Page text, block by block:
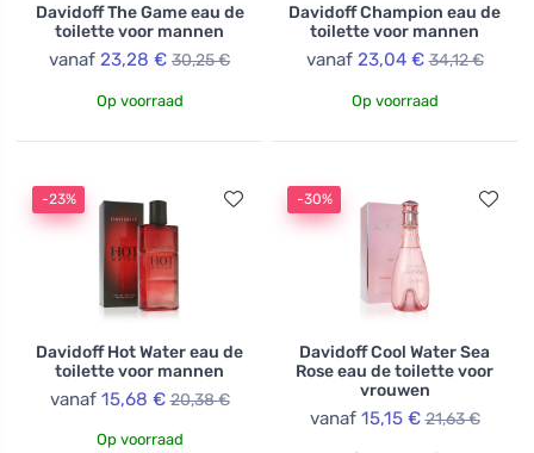
Davidoff The Game eau de
toilette voor mannen
vanaf 23,28 € 30,25 €
Op voorraad
Davidoff Champion eau de
toilette voor mannen
vanaf 23,04 € 34,12 €
Op voorraad
-23%
Davidoff Hot Water eau de
toilette voor mannen
vanaf 15,68 € 20,38 €
Op voorraad
-30%
Davidoff Cool Water Sea
Rose eau de toilette voor
vrouwen
vanaf 15,15 € 21,63 €